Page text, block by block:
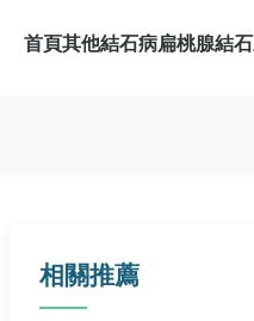
首頁其他結石病扁桃腺結石
相關推薦